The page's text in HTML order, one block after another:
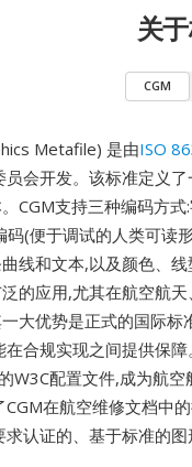
关
CGM
Metafile) 是由ISO
员会开发。该标准定义
CGM支持三种编码方
(便于调试的人类可读
线和文本,以及颜色、
的应用,尤其在航空航
大优势是正式的国际标
合规实现之间提供保
W3C配置文件,成为航
在航空维修文档中
求认证的、基于标准的